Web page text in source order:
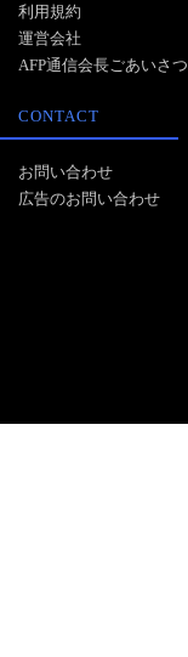
利用規約
運営会社
AFP通信会長ごあいさつ
CONTACT
お問い合わせ
広告のお問い合わせ